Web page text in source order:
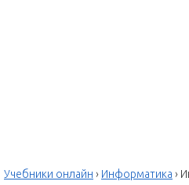
Учебники онлайн › Информатика ›